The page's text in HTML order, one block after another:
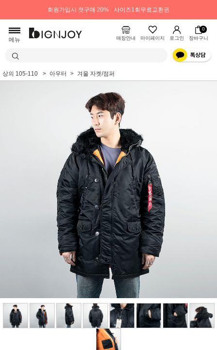
회원가입시 첫구매 20% 사이즈1회무료교환권
메뉴 매장안내 마이페이지 로그인
0
장바구니
상의 105-110 아우터 겨울 자켓/점퍼